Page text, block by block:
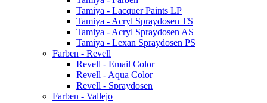
Tamiya - Lacquer Paints LP
Tamiya - Acryl Spraydosen TS
Tamiya - Acryl Spraydosen AS
Tamiya - Lexan Spraydosen PS
Farben - Revell
Revell - Email Color
Revell - Aqua Color
Revell - Spraydosen
Farben - Vallejo